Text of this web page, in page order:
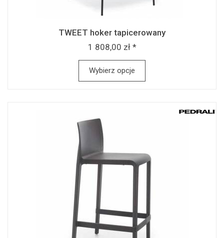
TWEET hoker tapicerowany
1 808,00 zł *
Wybierz opcje